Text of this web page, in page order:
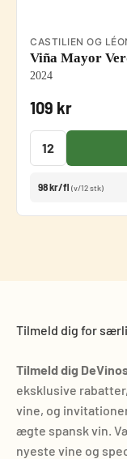
CASTILIEN OG
Viña Mayor
2024
109 kr
98 kr/fl (v/12 stk)
Tilmeld dig for
Tilmeld dig
eksklusive
vine, og
ægte spansk vin.
nyeste vine og